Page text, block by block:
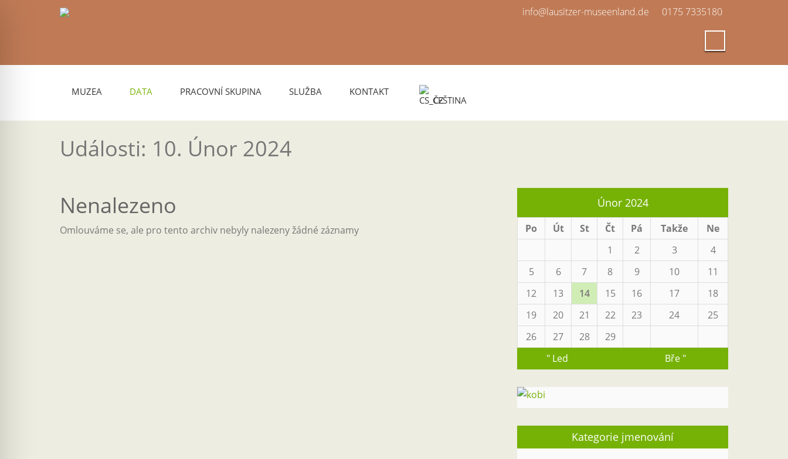
info@lausitzer-museenland.de 0175 7335180
MUZEA DATA PRACOVNÍ SKUPINA SLUŽBA KONTAKT
ČEŠTINA
Události: 10. Únor 2024
Nenalezeno
Omlouváme se, ale pro tento archiv nebyly nalezeny žádné záznamy
Únor 2024
Po Út St Čt Pá Takže
Ne
1
2 3
4
5
6 7 8 9 10
11
12
13 14 15 16 17
18
19
20 21 22 23 24
25
26
27 28
29
" Led
Bře "
Kategorie jmenování